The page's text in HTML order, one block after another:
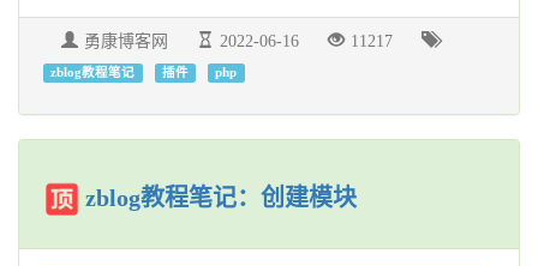
勇康博客网 2022-06-16 11217
zblog教程笔记 插件 php
zblog教程笔记：创建模块